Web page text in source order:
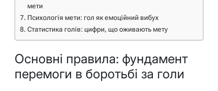
мети
Психологія мети: гол як емоційний вибух
Статистика голів: цифри, що оживають мету
Основні правила: фундамент
перемоги в боротьбі за голи